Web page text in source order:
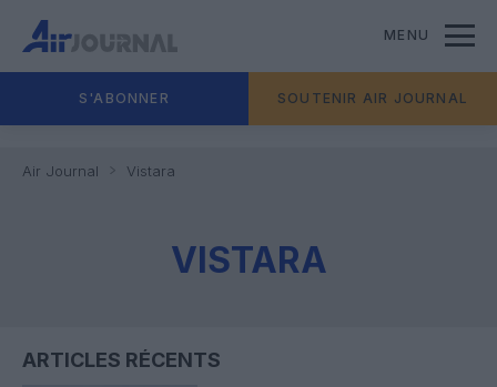
MENU
S'ABONNER SOUTENIR AIR JOURNAL
Air Journal Vistara
VISTARA
ARTICLES RÉCENTS